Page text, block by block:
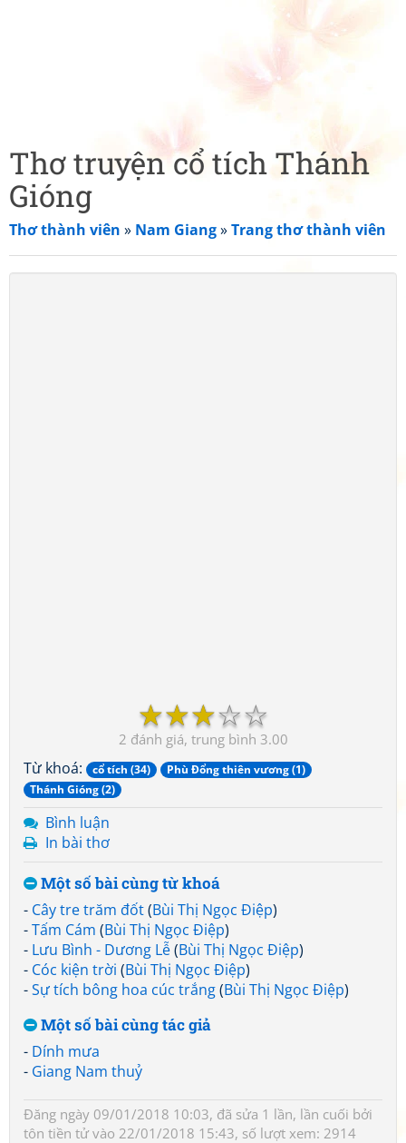
Thơ truyện cổ tích Thánh
Gióng
Thơ thành viên » Nam Giang»Trang thơ thành viên
☆
☆
☆
☆
☆
2 3.00
Từ khoá: cổ tích (34)
Phù Đổng thiên vương (1)
Thánh Gióng (2)
Bình luận
In bài thơ
Một số bài cùng từ khoá
- Cây tre trăm đốt(Bùi Thị Ngọc Điệp)
-Tấm Cám (Bùi Thị Ngọc Điệp)
- Lưu Bình - Dương Lễ(Bùi Thị Ngọc Điệp)
- Cóc kiện trời (Bùi Thị Ngọc Điệp)
-Sự tích bông hoa cúc trắng(Bùi Thị Ngọc Điệp)
Một số bài cùng tác giả
- Dính mưa
- Giang Nam thuỷ
Đăng ngày 09/01/2018 10:03, đã sửa 1 lần, lần cuối bởi
tôn tiền tửvào 22/01/2018 15:43, số lượt xem: 2914